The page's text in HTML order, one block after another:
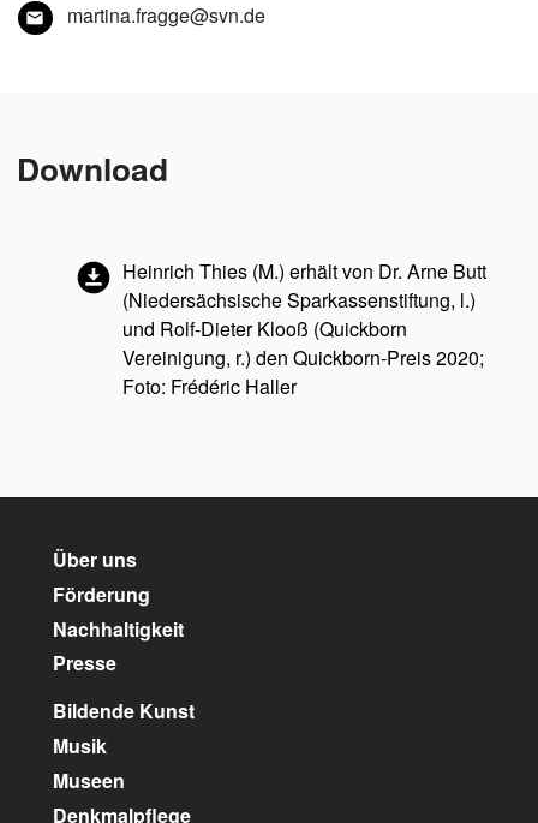
martina.fragge@svn.de
Download
Heinrich Thies (M.) erhält von Dr. Arne Butt
(Niedersächsische Sparkassenstiftung, l.)
und Rolf-Dieter Klooß (Quickborn
Vereinigung, r.) den Quickborn-Preis 2020;
Foto: Frédéric Haller
Über uns
Förderung
Nachhaltigkeit
Presse
Bildende Kunst
Musik
Museen
Denkmalpflege